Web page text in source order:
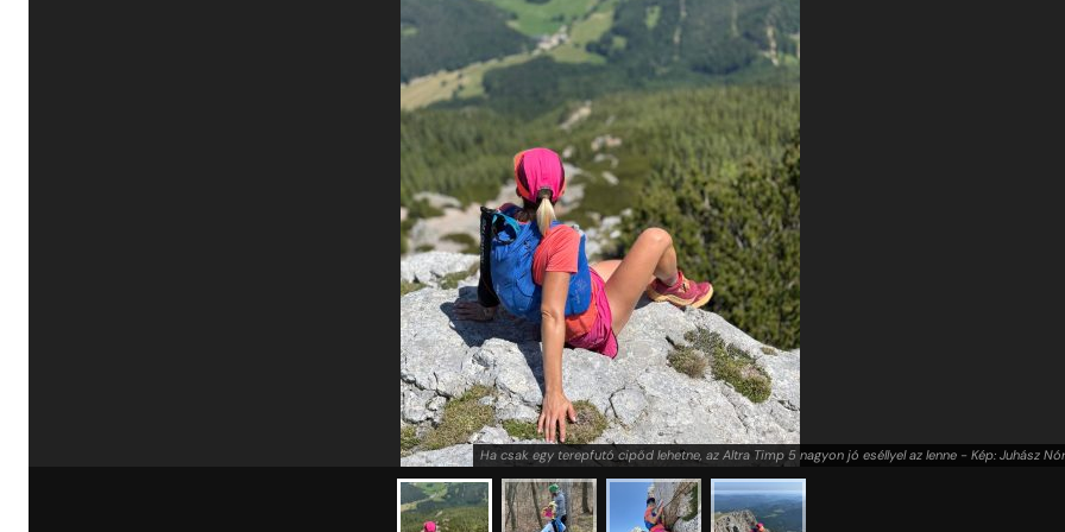
Ha csak egy terepfutó cipőd lehetne, az Altra Timp 5 nagyon jó eséllyel az lenne - Kép: Juhász